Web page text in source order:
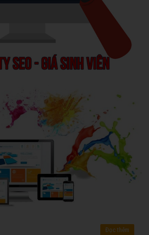
Đọc thêm